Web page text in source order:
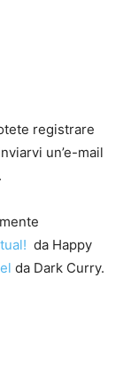
registrare
un’e-mail
da Happy
da Dark Curry.